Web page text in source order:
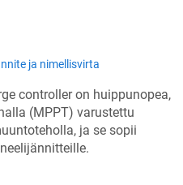
ja nimellisvirta
controlleron huippunopea,
(MPPT) varustettu
ja se sopii